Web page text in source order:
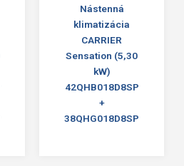
Nástenná
klimatizácia
CARRIER
Sensation (5,30
kW)
42QHB018D8SP
+
38QHG018D8SP